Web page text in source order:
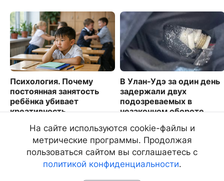
Психология. Почему
постоянная занятость
ребёнка убивает
креативность
2516
В Улан-Удэ за один день
задержали двух
подозреваемых в
незаконном обороте
2680
На сайте используются cookie-файлы и
метрические программы. Продолжая
пользоваться сайтом вы соглашаетесь с
политикой конфиденциальности.